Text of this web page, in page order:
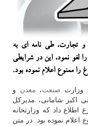
و تجارت، طی نامه ای به
لغو نمود، این در شرایطی
وزارت صنعت، معدن و
اكبر شامانی، مدیركل
اطلاع داد كه وزارتخانه
اعلام نموده بود. در متن